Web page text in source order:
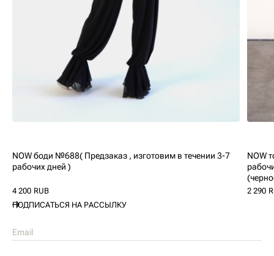
NOW боди №688( Предзаказ , изготовим в течении 3-7
рабочих дней )
4 200 RUB
NOW
2 290
ПОДПИСАТЬСЯ НА РАССЫЛКУ